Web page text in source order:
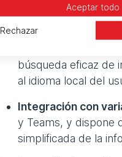
Conectividad multi
herramientas, lo
búsqueda eficaz de
al idioma local del
Integración con
y Teams, y dispone
simplificada de la
Aceptar todo
Rechazar